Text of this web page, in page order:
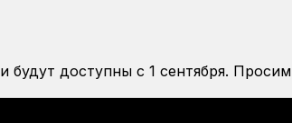
будут доступны с 1 сентября. Просим